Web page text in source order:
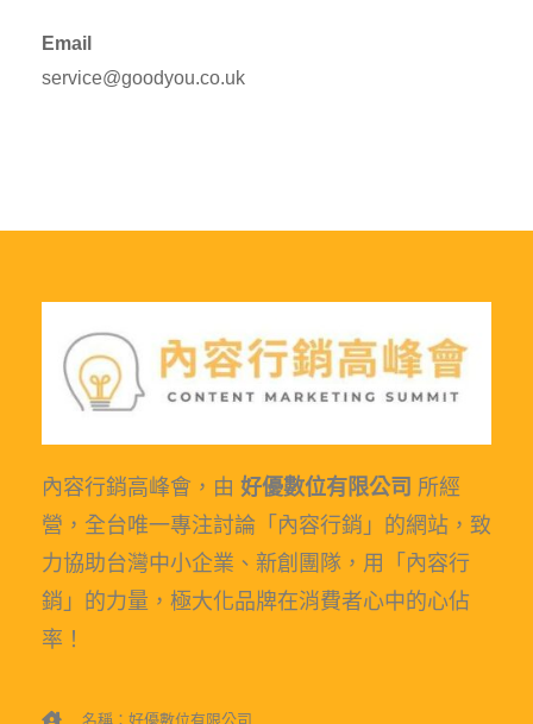
Email
service@goodyou.co.uk
內容行銷高峰會，由 好優數位有限公司 所經
營，全台唯一專注討論「內容行銷」的網站，致
力協助台灣中小企業、新創團隊，用「內容行
銷」的力量，極大化品牌在消費者心中的心佔
率！
名稱：好優數位有限公司